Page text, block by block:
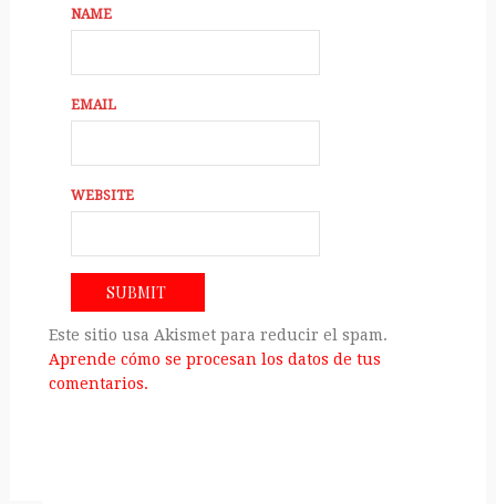
NAME
EMAIL
WEBSITE
Este sitio usa Akismet para reducir el spam.
Aprende cómo se procesan los datos de tus
comentarios.